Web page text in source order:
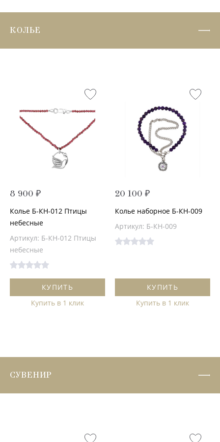
КОЛЬЕ
8 900 ₽
Колье Б-КН-012 Птицы
небесные
Артикул: Б-КН-012 Птицы
небесные
КУПИТЬ
Купить в 1 клик
20 100 ₽
Колье наборное Б-КН-009
Артикул: Б-КН-009
КУПИТЬ
Купить в 1 клик
СУВЕНИР